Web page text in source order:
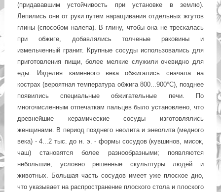
(придававшим устойчивость при установке в землю).
Лепились они от руки путем наращивания отдельных жгутов
глины (способом налепа). В глину, чтобы она не трескалась
при обжиге, добавлялись толченые раковины и
измельченный гранит. Крупные сосуды использовались для
приготовления пищи, более мелкие служили очевидно для
еды. Изделия каменного века обжигались сначала на
кострах (вероятная температура обжига 800...900°С), позднее
появились специальные обжигательные печи. По
многочисленным отпечаткам пальцев было установлено, что
древнейшие керамические сосуды изготовлялись
женщинами. В период позднего неолита и энеолита (медного
века) - 4...2 тыс. до н. э. - формы сосудов (кувшинов, мисок,
чаш) становятся более разнообразными; появляются
небольшие, условно решенные скульптуры людей и
животных. Большая часть сосудов имеет уже плоское дно,
что указывает на распространение плоского стола и плоского